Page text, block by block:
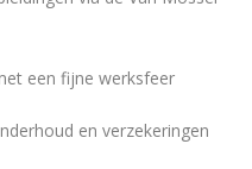
een fijne werksfeer
en verzekeringen